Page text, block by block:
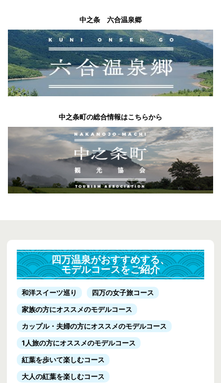
中之条 六合温泉郷
中之条町の総合情報はこちらから
四万温泉がおすすめする、
モデルコースをご紹介
和洋スイーツ巡り
四万の女子旅コース
家族の方にオススメのモデルコース
カップル・夫婦の方にオススメのモデルコース
1人旅の方にオススメのモデルコース
紅葉を歩いて楽しむコース
大人の紅葉を楽しむコース